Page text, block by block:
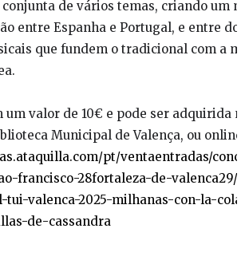
de vários temas, criando um
entre Espanha e Portugal, e entre dois
que fundem o tradicional com a
um valor de 10€ e pode ser adquirida
Municipal de Valença, ou online
pt/ventaentradas/
francisco-28fortaleza-de-valenca29/
valenca-2025-milhanas-con-la-
de-cassandra